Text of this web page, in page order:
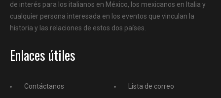
de interés para los italianos en México, los mexicanos en Italia y
cualquier persona interesada en los eventos que vinculan la
historia y las relaciones de estos dos países.
Enlaces útiles
Contáctanos Lista de correo